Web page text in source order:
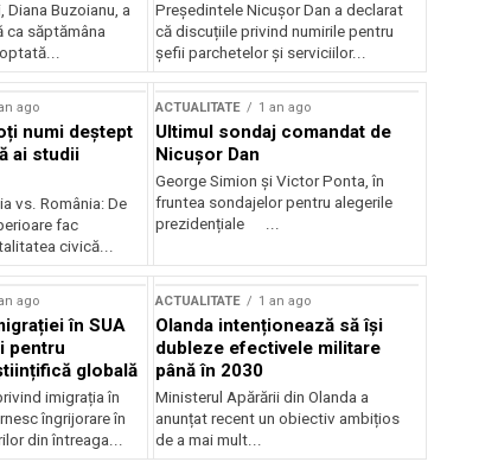
Diana Buzoianu, a
ca săptămâna
Președintele Nicușor Dan a declarat
că discuțiile privind numirile pentru
șefii parchetelor și serviciilor...
ago
numi deștept
ai studii
România: De
fac
civică...
ACTUALITATE 1 an ago
Ultimul sondaj comandat de
Nicușor Dan
George Simion și Victor Ponta, în
fruntea sondajelor pentru alegerile
prezidențiale ...
ago
în SUA
pentru
globală
imigrația în
îngrijorare în
din întreaga...
ACTUALITATE 1 an ago
Olanda intenționează să își
dubleze efectivele militare
până în 2030
Ministerul Apărării din Olanda a
anunțat recent un obiectiv ambițios
de a mai mult...